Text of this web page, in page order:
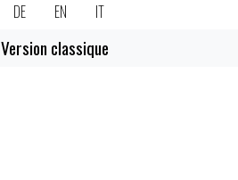
DE EN IT
Version classique